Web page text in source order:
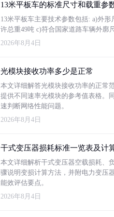
13米平板车的标准尺寸和载重参
13米平板车主要技术参数包括: a)外
许总重49吨 c)符合国家道路车辆外廓
2026年8月4日
光模块接收功率多少是正常
本文详细解答光模块接收功率的正常
提供不同速率光模块的参考值表格。
速判断网络性能问题。
2026年8月4日
干式变压器损耗标准一览表及计
本文详细解析干式变压器空载损耗、
骤说明变损计算方法，并附电力变压
能效评估要点。
2026年8月4日